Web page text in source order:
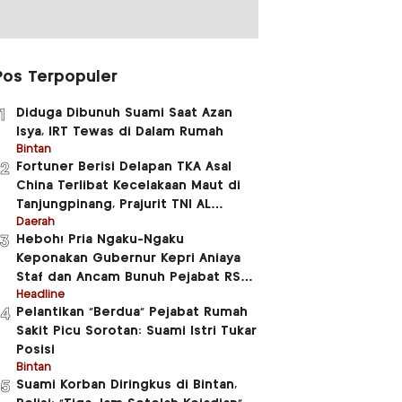
Terpopuler
Diduga Dibunuh Suami Saat Azan
Isya, IRT Tewas di Dalam Rumah
Bintan
Fortuner Berisi Delapan TKA Asal
China Terlibat Kecelakaan Maut di
Tanjungpinang, Prajurit TNI AL
Meninggal Dunia
Daerah
Heboh! Pria Ngaku-Ngaku
Keponakan Gubernur Kepri Aniaya
Staf dan Ancam Bunuh Pejabat RSUD
RAT
Headline
Pelantikan “Berdua” Pejabat Rumah
Sakit Picu Sorotan: Suami Istri Tukar
Posisi
Bintan
Suami Korban Diringkus di Bintan,